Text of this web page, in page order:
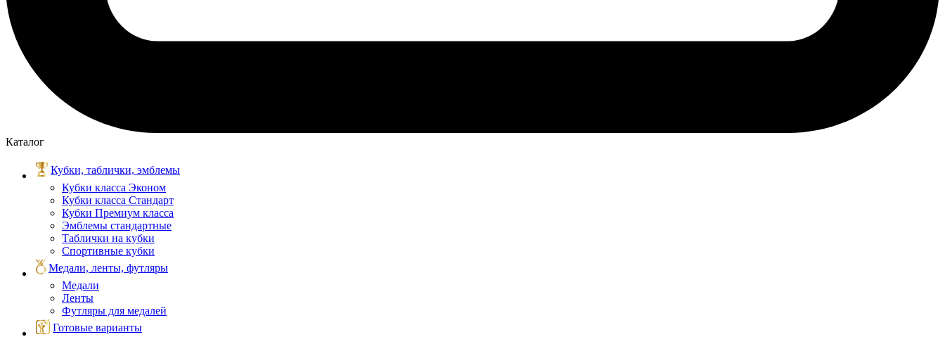
Каталог
Кубки, таблички, эмблемы
Кубки класса Эконом
Кубки класса Стандарт
Кубки Премиум класса
Эмблемы стандартные
Таблички на кубки
Спортивные кубки
Медали, ленты, футляры
Медали
Ленты
Футляры для медалей
Готовые варианты